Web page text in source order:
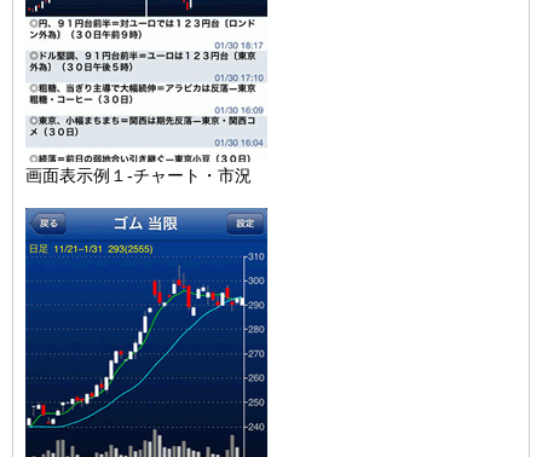
画面表示例１-チャート・市況